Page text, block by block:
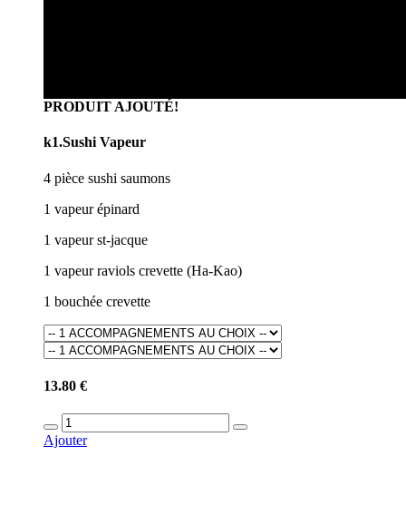
PRODUIT AJOUTÉ!
k1.Sushi Vapeur
4 pièce sushi saumons
1 vapeur épinard
1 vapeur st-jacque
1 vapeur raviols crevette (Ha-Kao)
1 bouchée crevette
13.80 €
Ajouter